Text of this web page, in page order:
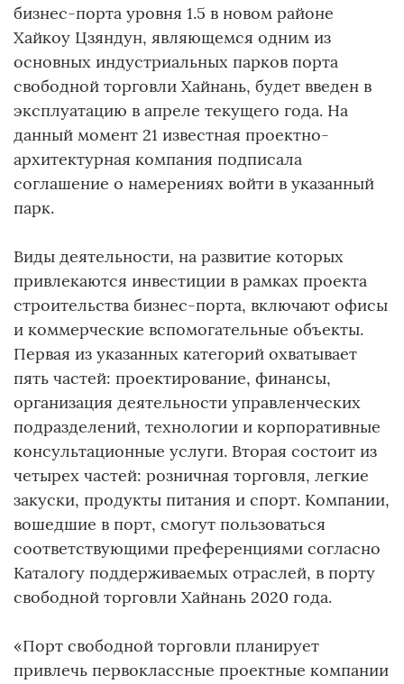
бизнес-порта уровня 1.5 в новом районе
Хайкоу Цзяндун, являющемся одним из
основных индустриальных парков порта
свободной торговли Хайнань, будет введен в
эксплуатацию в апреле текущего года. На
данный момент 21 известная проектно-
архитектурная компания подписала
соглашение о намерениях войти в указанный
парк.
Виды деятельности, на развитие которых
привлекаются инвестиции в рамках проекта
строительства бизнес-порта, включают офисы
и коммерческие вспомогательные объекты.
Первая из указанных категорий охватывает
пять частей: проектирование, финансы,
организация деятельности управленческих
подразделений, технологии и корпоративные
консультационные услуги. Вторая состоит из
четырех частей: розничная торговля, легкие
закуски, продукты питания и спорт. Компании,
вошедшие в порт, смогут пользоваться
соответствующими преференциями согласно
Каталогу поддерживаемых отраслей, в порту
свободной торговли Хайнань 2020 года.
«Порт свободной торговли планирует
привлечь первоклассные проектные компании